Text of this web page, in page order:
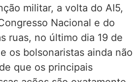
militar, a volta do AI5,
Nacional e do
ruas, no último dia 19 de
os bolsonaristas ainda não
que os principais